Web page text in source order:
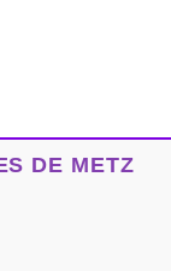
DE METZ